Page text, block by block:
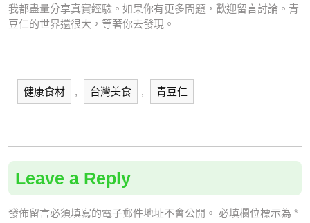
我都盡量分享真實經驗。如果你有更多問題，歡迎留言討論。青
豆仁的世界還很大，等著你去發現。
健康食材 , 台灣美食 , 青豆仁
Leave a Reply
發佈留言必須填寫的電子郵件地址不會公開。 必填欄位標示為 *